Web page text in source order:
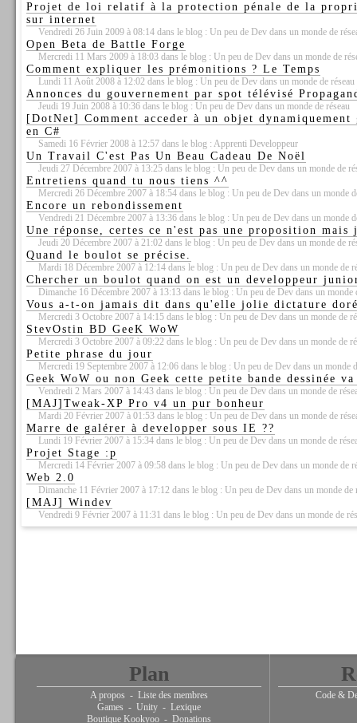
Projet de loi relatif à la protection pénale de la
sur internet
Vendredi 26 Juin 2009 à 08:14 dans le blog : Un peu de Dev dans un monde de
Open Beta de Battle Forge
Mercredi 11 Mars 2009 à 18:03 dans le blog : Un peu de Dev dans un monde de
Comment expliquer les prémonitions ? Le Temps
Lundi 11 Août 2008 à 12:02 dans le blog : Un peu de Dev dans un monde de réseau
Annonces du gouvernement par spot télévisé
Jeudi 19 Juin 2008 à 10:36 dans le blog : Un peu de Dev dans un monde de réseau
[DotNet] Comment acceder à un objet
en C#
Samedi 16 Février 2008 à 12:57 dans le blog : Apprenti Developpeur
Un Travail C'est Pas Un Beau Cadeau De Noël
Jeudi 27 Décembre 2007 à 13:25 dans le blog : Un peu de Dev dans un monde de
Entretiens quand tu nous tiens ^^
Mercredi 26 Décembre 2007 à 18:54 dans le blog : Un peu de Dev dans un monde
Encore un rebondissement
Vendredi 21 Décembre 2007 à 13:36 dans le blog : Un peu de Dev dans un monde
Une réponse, certes ce n'est pas une proposition mais
Jeudi 20 Décembre 2007 à 21:02 dans le blog : Un peu de Dev dans un monde de
Quand le boulot se précise.
Mardi 18 Décembre 2007 à 12:14 dans le blog : Un peu de Dev dans un monde de
Chercher un boulot quand on est un developpeur
Dimanche 16 Décembre 2007 à 13:13 dans le blog : Un peu de Dev dans un monde
Vous a-t-on jamais dit dans qu'elle jolie dictature
Mercredi 3 Octobre 2007 à 14:15 dans le blog : Un peu de Dev dans un monde de
StevOstin BD GeeK WoW
Mercredi 3 Octobre 2007 à 09:22 dans le blog : Un peu de Dev dans un monde de
Petite phrase du jour
Mercredi 19 Septembre 2007 à 12:06 dans le blog : Un peu de Dev dans un monde
Geek WoW ou non Geek cette petite bande dessinée
Vendredi 2 Mars 2007 à 14:43 dans le blog : Un peu de Dev dans un monde de
[MAJ]Tweak-XP Pro v4 un pur bonheur
Mardi 20 Février 2007 à 01:53 dans le blog : Un peu de Dev dans un monde de
Marre de galérer à developper sous IE ??
Lundi 19 Février 2007 à 15:34 dans le blog : Un peu de Dev dans un monde de
Projet Stage :p
Mercredi 14 Février 2007 à 09:58 dans le blog : Un peu de Dev dans un monde de
Web 2.0
Dimanche 11 Février 2007 à 17:12 dans le blog : Un peu de Dev dans un monde de
[MAJ] Windev
Vendredi 9 Février 2007 à 11:31 dans le blog : Un peu de Dev dans un monde de
Plan
A propos - Liste des membres
Games - Unity - Lexique
Boutique Kookyoo - Donations
Code &